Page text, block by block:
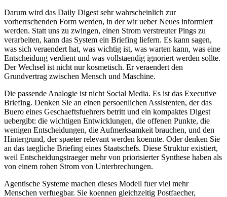
Darum wird das Daily Digest sehr wahrscheinlich zur
vorherrschenden Form werden, in der wir ueber Neues informiert
werden. Statt uns zu zwingen, einen Strom verstreuter Pings zu
verarbeiten, kann das System ein Briefing liefern. Es kann sagen,
was sich veraendert hat, was wichtig ist, was warten kann, was eine
Entscheidung verdient und was vollstaendig ignoriert werden sollte.
Der Wechsel ist nicht nur kosmetisch. Er veraendert den
Grundvertrag zwischen Mensch und Maschine.
Die passende Analogie ist nicht Social Media. Es ist das Executive
Briefing. Denken Sie an einen persoenlichen Assistenten, der das
Buero eines Geschaeftsfuehrers betritt und ein kompaktes Digest
uebergibt: die wichtigen Entwicklungen, die offenen Punkte, die
wenigen Entscheidungen, die Aufmerksamkeit brauchen, und den
Hintergrund, der spaeter relevant werden koennte. Oder denken Sie
an das taegliche Briefing eines Staatschefs. Diese Struktur existiert,
weil Entscheidungstraeger mehr von priorisierter Synthese haben als
von einem rohen Strom von Unterbrechungen.
Agentische Systeme machen dieses Modell fuer viel mehr
Menschen verfuegbar. Sie koennen gleichzeitig Postfaecher,